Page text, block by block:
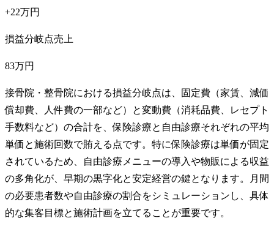
+22万円
損益分岐点売上
83万円
接骨院・整骨院における損益分岐点は、固定費（家賃、減価
償却費、人件費の一部など）と変動費（消耗品費、レセプト
手数料など）の合計を、保険診療と自由診療それぞれの平均
単価と施術回数で賄える点です。特に保険診療は単価が固定
されているため、自由診療メニューの導入や物販による収益
の多角化が、早期の黒字化と安定経営の鍵となります。月間
の必要患者数や自由診療の割合をシミュレーションし、具体
的な集客目標と施術計画を立てることが重要です。